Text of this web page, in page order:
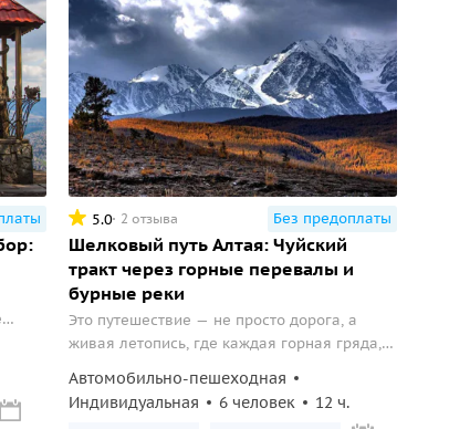
5.0 2 отзыва Без предоплаты
Шелковый путь Алтая: Чуйский
тракт через горные перевалы и
бурные реки
Это путешествие — не просто дорога, а
живая летопись, где каждая горная гряда,
память о караванах кочевников, купцов и
исследователей...
Автомобильно-пешеходная
Индивидуальная
6 человек 12 ч.